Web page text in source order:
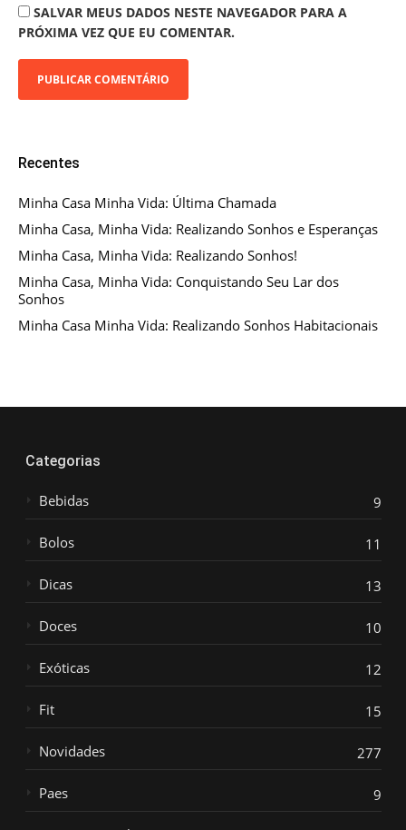
SALVAR MEUS DADOS NESTE NAVEGADOR PARA A
PRÓXIMA VEZ QUE EU COMENTAR.
Recentes
Minha Casa Minha Vida: Última Chamada
Minha Casa, Minha Vida: Realizando Sonhos e Esperanças
Minha Casa, Minha Vida: Realizando Sonhos!
Minha Casa, Minha Vida: Conquistando Seu Lar dos
Sonhos
Minha Casa Minha Vida: Realizando Sonhos Habitacionais
Categorias
Bebidas 9
Bolos 11
Dicas 13
Doces 10
Exóticas 12
Fit 15
Novidades 277
Paes 9